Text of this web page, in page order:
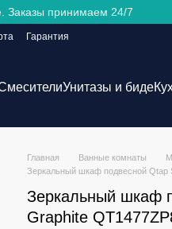
Заказы принимаем 24/7
Гарантия
Унитазы и биде
Главная Ванные комнаты
Зеркальный шкаф подвесной Qtap
Зеркальный шкаф
Graphite